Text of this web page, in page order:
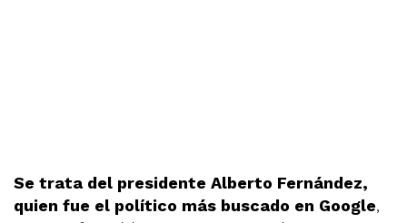
Se trata del presidente Alberto Fernández,
quien fue el político más buscado en Google,